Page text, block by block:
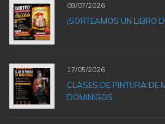
08/07/2026
¡SORTEAMOS UN LIBRO
17/05/2026
CLASES DE PINTURA DE
DOMINIGOS